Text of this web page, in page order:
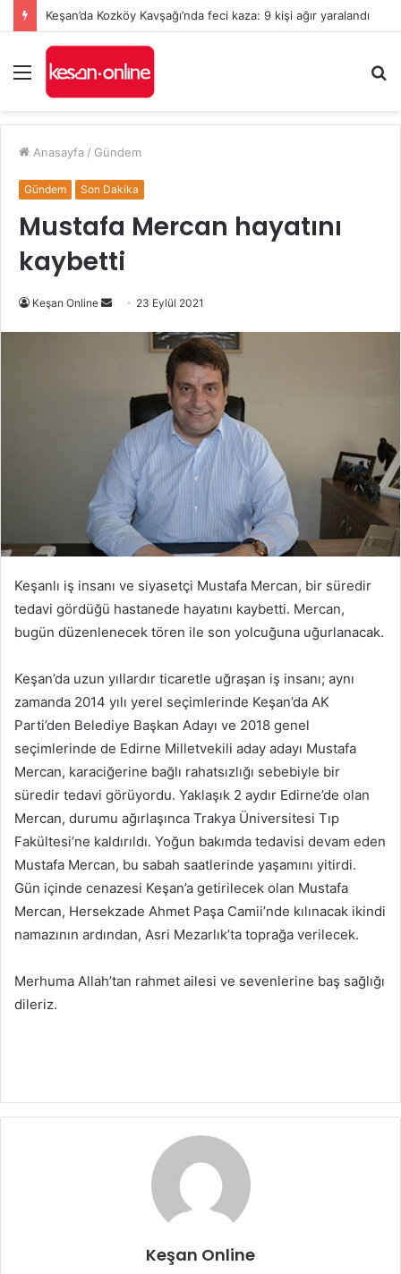
Keşan’da Kozköy Kavşağı’nda feci kaza: 9 kişi ağır yaralandı
Menü
...
Anasayfa / Gündem
Gündem Son Dakika
Mustafa Mercan hayatını
kaybetti
Keşan Online
Bir
göndermek
23 Eylül 2021
Keşanlı iş insanı ve siyasetçi Mustafa Mercan, bir süredir
tedavi gördüğü hastanede hayatını kaybetti. Mercan,
bugün düzenlenecek tören ile son yolcuğuna uğurlanacak.
Keşan’da uzun yıllardır ticaretle uğraşan iş insanı; aynı
zamanda 2014 yılı yerel seçimlerinde Keşan’da AK
Parti’den Belediye Başkan Adayı ve 2018 genel
seçimlerinde de Edirne Milletvekili aday adayı Mustafa
Mercan, karaciğerine bağlı rahatsızlığı sebebiyle bir
süredir tedavi görüyordu. Yaklaşık 2 aydır Edirne’de olan
Mercan, durumu ağırlaşınca Trakya Üniversitesi Tıp
Fakültesi’ne kaldırıldı. Yoğun bakımda tedavisi devam eden
Mustafa Mercan, bu sabah saatlerinde yaşamını yitirdi.
Gün içinde cenazesi Keşan’a getirilecek olan Mustafa
Mercan, Hersekzade Ahmet Paşa Camii’nde kılınacak ikindi
namazının ardından, Asri Mezarlık’ta toprağa verilecek.
Merhuma Allah’tan rahmet ailesi ve sevenlerine baş sağlığı
dileriz.
Keşan Online